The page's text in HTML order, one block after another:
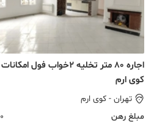
اجاره ۸۰ متر تخلیه ۲خواب فول امکانات
کوی ارم
تهران - کوی ارم
مبلغ رهن
0